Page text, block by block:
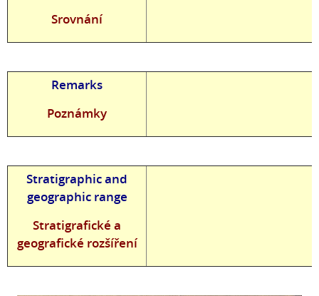
Srovnání
Remarks
Poznámky
Stratigraphic and
geographic range
Stratigrafické a
geografické rozšíření